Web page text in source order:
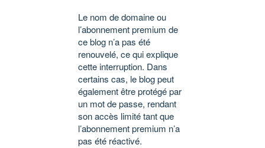
Le nom de domaine ou
l’abonnement premium de
ce blog n’a pas été
renouvelé, ce qui explique
cette interruption. Dans
certains cas, le blog peut
également être protégé par
un mot de passe, rendant
son accès limité tant que
l’abonnement premium n’a
pas été réactivé.